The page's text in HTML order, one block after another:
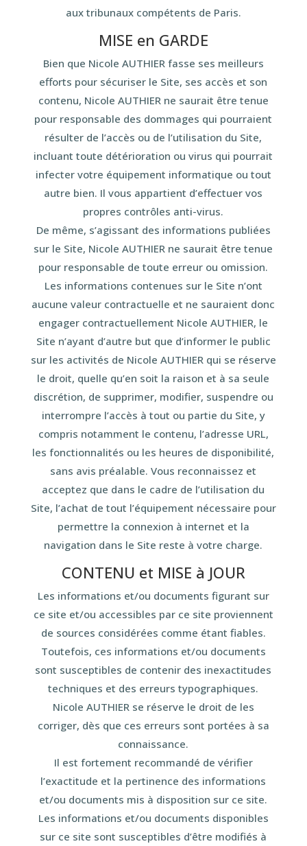
aux tribunaux compétents de Paris.
MISE en GARDE
Bien que Nicole AUTHIER fasse ses meilleurs
efforts pour sécuriser le Site, ses accès et son
contenu, Nicole AUTHIER ne saurait être tenue
pour responsable des dommages qui pourraient
résulter de l’accès ou de l’utilisation du Site,
incluant toute détérioration ou virus qui pourrait
infecter votre équipement informatique ou tout
autre bien. Il vous appartient d’effectuer vos
propres contrôles anti-virus.
De même, s’agissant des informations publiées
sur le Site, Nicole AUTHIER ne saurait être tenue
pour responsable de toute erreur ou omission.
Les informations contenues sur le Site n’ont
aucune valeur contractuelle et ne sauraient donc
engager contractuellement Nicole AUTHIER, le
Site n’ayant d’autre but que d’informer le public
sur les activités de Nicole AUTHIER qui se réserve
le droit, quelle qu’en soit la raison et à sa seule
discrétion, de supprimer, modifier, suspendre ou
interrompre l’accès à tout ou partie du Site, y
compris notamment le contenu, l’adresse URL,
les fonctionnalités ou les heures de disponibilité,
sans avis préalable. Vous reconnaissez et
acceptez que dans le cadre de l’utilisation du
Site, l’achat de tout l’équipement nécessaire pour
permettre la connexion à internet et la
navigation dans le Site reste à votre charge.
CONTENU et MISE à JOUR
Les informations et/ou documents figurant sur
ce site et/ou accessibles par ce site proviennent
de sources considérées comme étant fiables.
Toutefois, ces informations et/ou documents
sont susceptibles de contenir des inexactitudes
techniques et des erreurs typographiques.
Nicole AUTHIER se réserve le droit de les
corriger, dès que ces erreurs sont portées à sa
connaissance.
Il est fortement recommandé de vérifier
l’exactitude et la pertinence des informations
et/ou documents mis à disposition sur ce site.
Les informations et/ou documents disponibles
sur ce site sont susceptibles d’être modifiés à